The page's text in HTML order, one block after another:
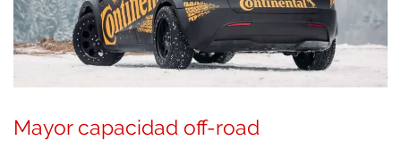
Mayor capacidad off-road